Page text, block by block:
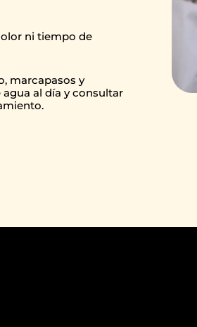
ni tiempo de
marcapasos y
al día y consultar